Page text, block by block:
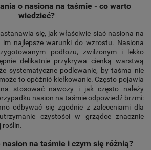
o nasiona na taśmie - co warto
wiedzieć?
się, jak właściwie siać nasiona na
im najlepsze warunki do wzrostu. Nasiona
podłożu, zwilżonym i lekko
delikatnie przykrywa cienką warstwą
systematyczne podlewanie, by taśma nie
to opóźnić kiełkowanie. Często pojawia
stosować nawozy i jak często należy
nasion na taśmie odpowiedź brzmi:
odbywać się zgodnie z zaleceniami dla
czystości w grządce znacznie
roślin.
na taśmie i czym się różnią?